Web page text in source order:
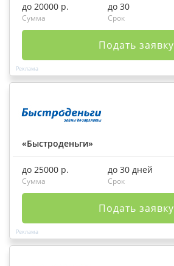
до 20000 р.
Сумма
до 30
Срок
Подать заявку
«Быстроденьги»
до 25000 р.
Сумма
до 30 дней
Срок
Подать заявку